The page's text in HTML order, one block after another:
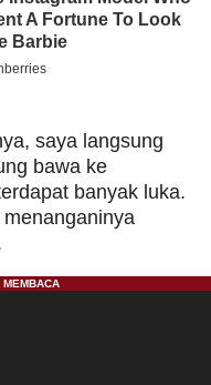
saya langsung
bawa ke
banyak luka.